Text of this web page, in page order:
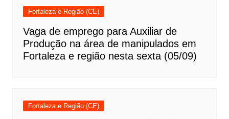
Fortaleza e Região (CE)
Vaga de emprego para Auxiliar de
Produção na área de manipulados em
Fortaleza e região nesta sexta (05/09)
Fortaleza e Região (CE)